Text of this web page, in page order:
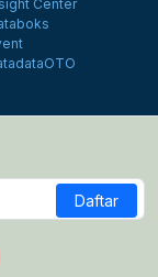
Center
Daftar
X
us on Instagram
Follow us on